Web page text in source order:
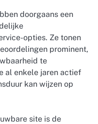
doorgaans een
opties. Ze tonen
prominent,
te
al enkele jaren actief
kan wijzen op
site is de